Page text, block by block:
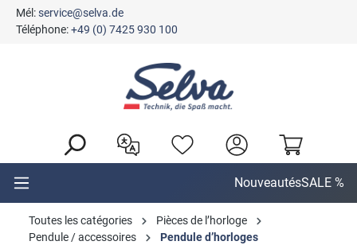
principal
Mél:service@selva.de
Téléphone:+49 (0) 7425 930 100
NouveautésSALE %
Toutes les catégories
Pièces de l’horloge
Pendule / accessoires
Pendule d’horloges